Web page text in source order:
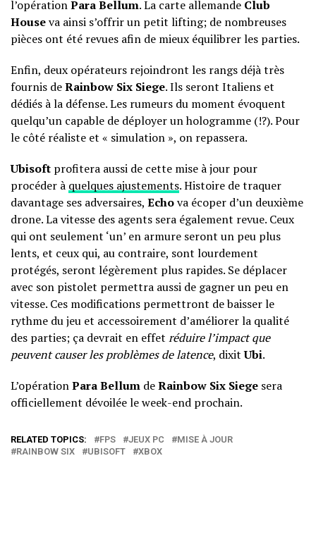
l’opérationPara Bellum. La carte allemande Club
Houseva ainsi s’offrir un petit lifting; de nombreuses
pièces ont été revues afin de mieux équilibrer les parties.
Enfin, deux opérateurs rejoindront les rangs déjà très
fournis deRainbow Six Siege. Ils seront Italiens et
dédiés à la défense. Les rumeurs du moment évoquent
quelqu’un capable de déployer un hologramme (!?). Pour
le côté réaliste et « simulation », on repassera.
Ubisoft profitera aussi de cette mise à jour pour
procéder à quelques ajustements. Histoire de traquer
davantage ses adversaires, Echova écoper d’un deuxième
drone. La vitesse des agents sera également revue. Ceux
qui ont seulement ‘un’ en armure seront un peu plus
lents, et ceux qui, au contraire, sont lourdement
protégés, seront légèrement plus rapides. Se déplacer
avec son pistolet permettra aussi de gagner un peu en
vitesse. Ces modifications permettront de baisser le
rythme du jeu et accessoirement d’améliorer la qualité
des parties; ça devrait en effet réduire l’impact que
peuvent causer les problèmes de latence, dixitUbi.
L’opérationPara Bellum deRainbow Six Siege sera
officiellement dévoilée le week-end prochain.
RELATED TOPICS: FPS JEUX PC
MISE À JOUR
RAINBOW SIX
UBISOFT XBOX